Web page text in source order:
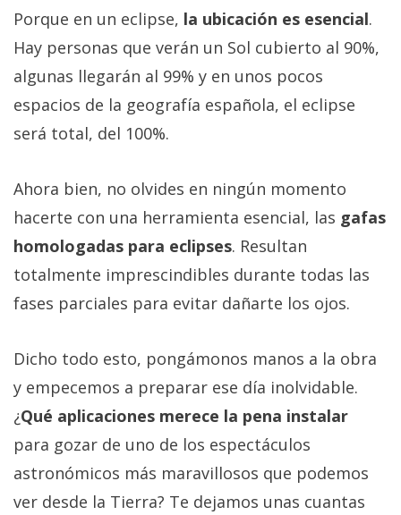
Porque en un eclipse, la ubicación es esencial.
Hay personas que verán un Sol cubierto al 90%,
algunas llegarán al 99% y en unos pocos
espacios de la geografía española, el eclipse
será total, del 100%.
Ahora bien, no olvides en ningún momento
hacerte con una herramienta esencial, las gafas
homologadas para eclipses. Resultan
totalmente imprescindibles durante todas las
fases parciales para evitar dañarte los ojos.
Dicho todo esto, pongámonos manos a la obra
y empecemos a preparar ese día inolvidable.
¿Qué aplicaciones merece la pena instalar
para gozar de uno de los espectáculos
astronómicos más maravillosos que podemos
ver desde la Tierra? Te dejamos unas cuantas